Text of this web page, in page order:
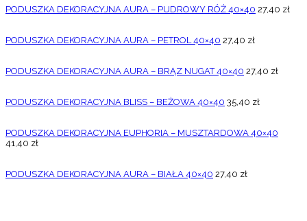
PODUSZKA DEKORACYJNA AURA – PUDROWY RÓŻ 40×40 27,40 zł
PODUSZKA DEKORACYJNA AURA – PETROL 40×40 27,40 zł
PODUSZKA DEKORACYJNA AURA – BRĄZ NUGAT 40×40 27,40 zł
PODUSZKA DEKORACYJNA BLISS – BEŻOWA 40×40 35,40 zł
PODUSZKA DEKORACYJNA EUPHORIA – MUSZTARDOWA 40×40
41,40 zł
PODUSZKA DEKORACYJNA AURA – BIAŁA 40×40 27,40 zł